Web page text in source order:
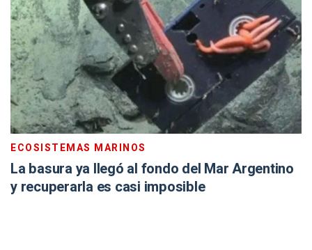
ECOSISTEMAS MARINOS
La basura ya llegó al fondo del Mar Argentino
y recuperarla es casi imposible